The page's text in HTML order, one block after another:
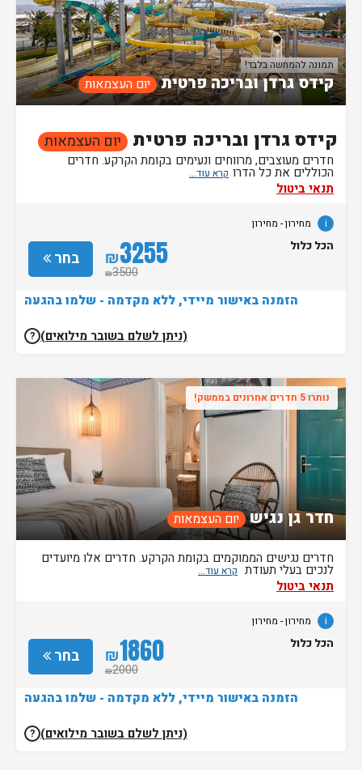
קידס גרדן ובריכה פרטית יום העצמאות
תמונה להמחשה בלבד!
קידס גרדן ובריכה פרטית יום העצמאות
חדרים מעוצבים, מרווחים ונעימים בקומת הקרקע. חדרים
הכוללים את כל הדרו
תנאי ביטול
i מחירון- מחירון
בחר ₪3255
₪3500
הכל כלול
הזמנה באישור מיידי, ללא מקדמה - שלמו בהגעה
(ניתן לשלם בשובר מילואים) ?
נותרו 5 חדרים אחרונים בממשק!
חדר גן נגיש יום העצמאות
חדרים נגישים הממוקמים בקומת הקרקע. חדרים אלו מיועדים
לנכים בעלי תעודת
תנאי ביטול
i מחירון- מחירון
בחר ₪1860
₪2000
הכל כלול
הזמנה באישור מיידי, ללא מקדמה - שלמו בהגעה
(ניתן לשלם בשובר מילואים) ?